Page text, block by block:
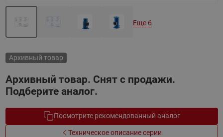
Архивный товар
Архивный товар. Снят с продажи.
Подберите аналог.
Посмотрите рекомендованный аналог
Техническое описание серии
Еще 6